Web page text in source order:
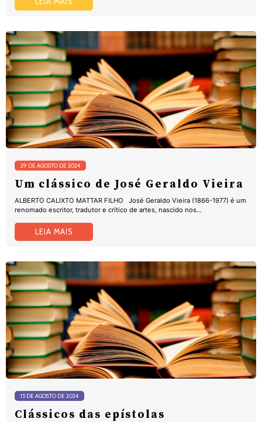
29 DE AGOSTO DE 2024
Um clássico de José Geraldo Vieira
ALBERTO CALIXTO MATTAR FILHO José Geraldo Vieira (1866-1977) é um
renomado escritor, tradutor e crítico de artes, nascido nos...
LEIA MAIS
15 DE AGOSTO DE 2024
Clássicos das epístolas